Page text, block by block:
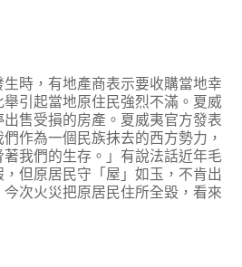
時，有地產商表示要收購當地幸
引起當地原住民強烈不滿。夏威
售受損的房產。夏威夷官方發表
作為一個民族抹去的西方勢力，
我們的生存。」有說法話近年毛
但原居民守「屋」如玉，不肯出
次火災把原居民住所全毀，看來